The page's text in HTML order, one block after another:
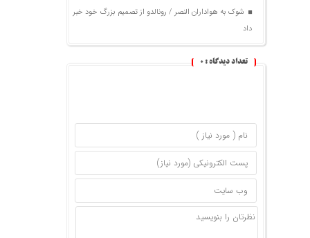
شوک به هواداران النصر / رونالدو از تصمیم بزرگ خود خبر
داد
تعداد دیدگاه : 0